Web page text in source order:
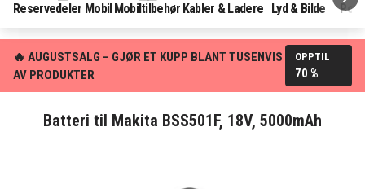
Reservedeler Mobil Mobiltilbehør Kabler & Ladere Lyd & Bilde
🔥 AUGUSTSALG – GJØR ET KUPP BLANT TUSENVIS
AV PRODUKTER
OPPTIL
70 %
Batteri til Makita BSS501F, 18V, 5000mAh